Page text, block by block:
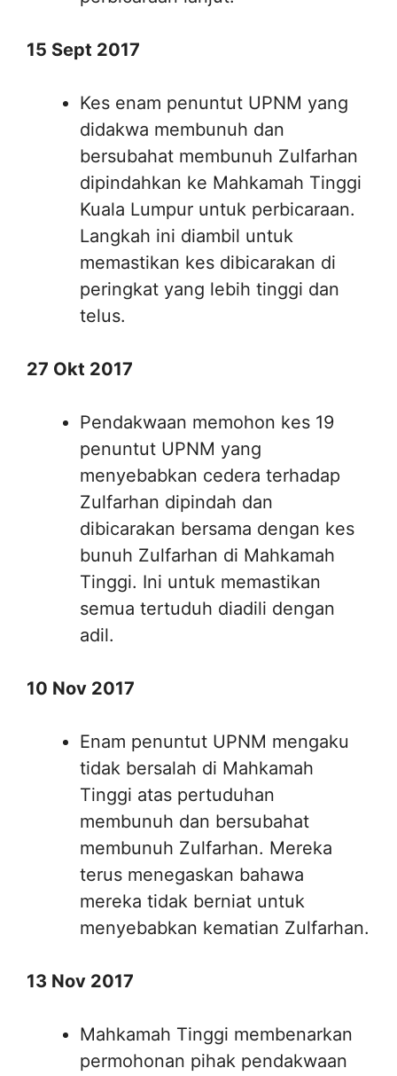
15 Sept 2017
Kes enam penuntut UPNM yang
didakwa membunuh dan
bersubahat membunuh Zulfarhan
dipindahkan ke Mahkamah Tinggi
Kuala Lumpur untuk perbicaraan.
Langkah ini diambil untuk
memastikan kes dibicarakan di
peringkat yang lebih tinggi dan
telus.
27 Okt 2017
Pendakwaan memohon kes 19
penuntut UPNM yang
menyebabkan cedera terhadap
Zulfarhan dipindah dan
dibicarakan bersama dengan kes
bunuh Zulfarhan di Mahkamah
Tinggi. Ini untuk memastikan
semua tertuduh diadili dengan
adil.
10 Nov 2017
Enam penuntut UPNM mengaku
tidak bersalah di Mahkamah
Tinggi atas pertuduhan
membunuh dan bersubahat
membunuh Zulfarhan. Mereka
terus menegaskan bahawa
mereka tidak berniat untuk
menyebabkan kematian Zulfarhan.
13 Nov 2017
Mahkamah Tinggi membenarkan
permohonan pihak pendakwaan